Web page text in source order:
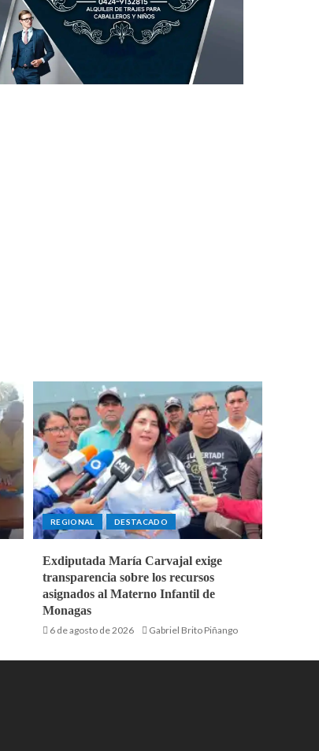
REGIONAL DESTACADO
Exdiputada María Carvajal exige
transparencia sobre los recursos
asignados al Materno Infantil de
Monagas
6 de agosto de 2026 Gabriel Brito Piñango